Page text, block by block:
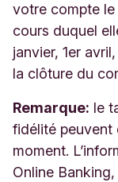
votre compte le
cours duquel
janvier, 1er
la clôture du
Remarque: le
fidélité peuvent
moment.
Online